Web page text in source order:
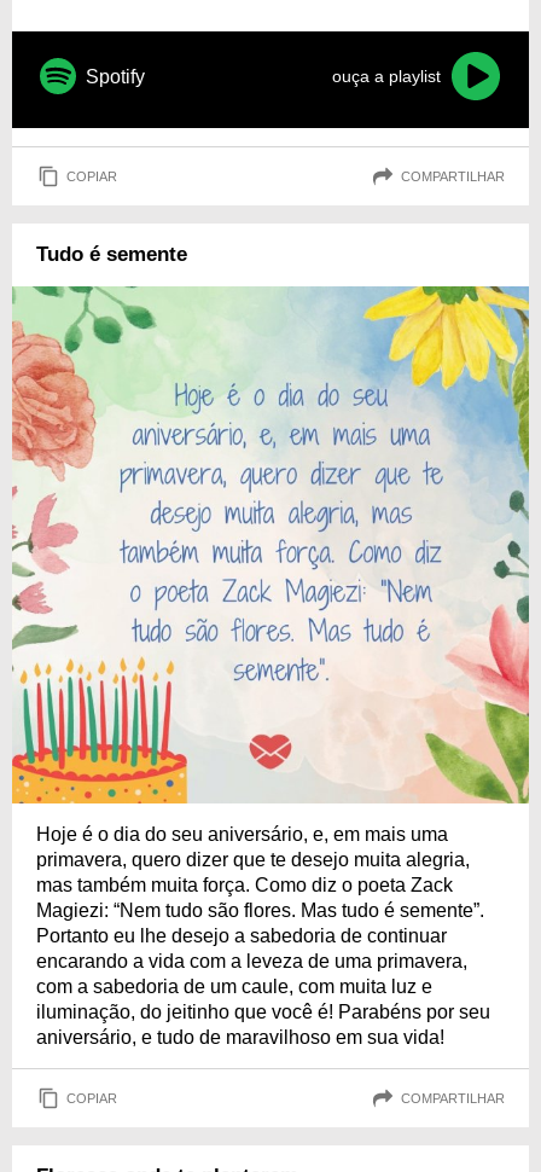
Spotify ouça a playlist
COPIAR COMPARTILHAR
Tudo é semente
Hoje é o dia do seu aniversário, e, em mais uma
primavera, quero dizer que te desejo muita alegria,
mas também muita força. Como diz o poeta Zack
Magiezi: “Nem tudo são flores. Mas tudo é semente”.
Portanto eu lhe desejo a sabedoria de continuar
encarando a vida com a leveza de uma primavera,
com a sabedoria de um caule, com muita luz e
iluminação, do jeitinho que você é! Parabéns por seu
aniversário, e tudo de maravilhoso em sua vida!
COPIAR COMPARTILHAR